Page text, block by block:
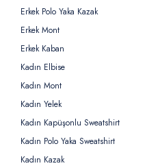
Erkek Polo Yaka Kazak
Erkek Mont
Erkek Kaban
Kadın Elbise
Kadın Mont
Kadın Yelek
Kadın Kapüşonlu Sweatshirt
Kadın Polo Yaka Sweatshirt
Kadın Kazak